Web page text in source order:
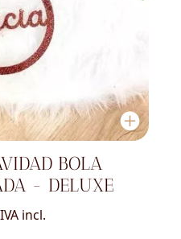
BOLA
- DELUXE
IVA incl.